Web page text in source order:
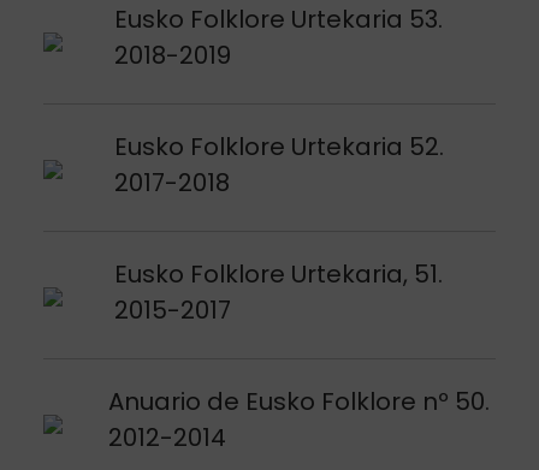
Eusko Folklore Urtekaria 53.
2018-2019
Argitalpena ikusi
Eusko Folklore Urtekaria 52.
2017-2018
Argitalpena ikusi
Eusko Folklore Urtekaria, 51.
2015-2017
Argitalpena ikusi
Anuario de Eusko Folklore nº 50.
2012-2014
Argitalpena ikusi